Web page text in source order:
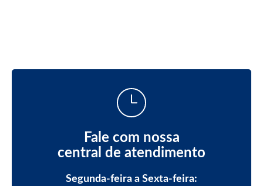
Fale com nossa
central de atendimento
Segunda-feira a Sexta-feira: